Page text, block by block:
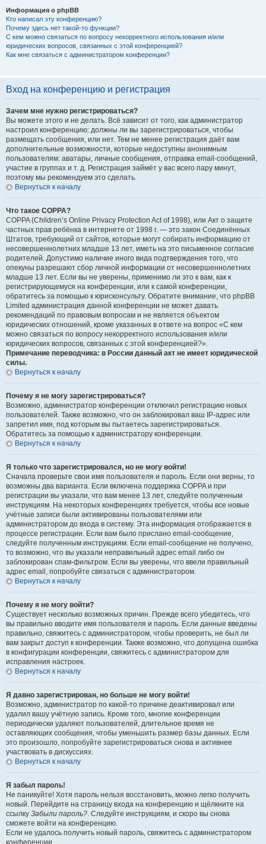
Информация о phpBB
Кто написал эту конференцию?
Почему здесь нет такой-то функции?
С кем можно связаться по вопросу некорректного использования и/или
юридических вопросов, связанных с этой конференцией?
Как мне связаться с администратором конференции?
Вход на конференцию и регистрация
Зачем мне нужно регистрироваться?
Вы можете этого и не делать. Всё зависит от того, как администратор
настроил конференцию: должны ли вы зарегистрироваться, чтобы
размещать сообщения, или нет. Тем не менее регистрация даёт вам
дополнительные возможности, которые недоступны анонимным
пользователям: аватары, личные сообщения, отправка email-сообщений,
участие в группах и т. д. Регистрация займёт у вас всего пару минут,
поэтому мы рекомендуем это сделать.
Вернуться к началу
Что такое COPPA?
COPPA (Children’s Online Privacy Protection Act of 1998), или Акт о защите
частных прав ребёнка в интернете от 1998 г. — это закон Соединённых
Штатов, требующий от сайтов, которые могут собирать информацию от
несовершеннолетних младше 13 лет, иметь на это письменное согласие
родителей. Допустимо наличие иного вида подтверждения того, что
опекуны разрешают сбор личной информации от несовершеннолетних
младше 13 лет. Если вы не уверены, применимо ли это к вам, как к
регистрирующемуся на конференции, или к самой конференции,
обратитесь за помощью к юрисконсульту. Обратите внимание, что phpBB
Limited администрация данной конференции не может давать
рекомендаций по правовым вопросам и не является объектом
юридических отношений, кроме указанных в ответе на вопрос «С кем
можно связаться по вопросу некорректного использования и/или
юридических вопросов, связанных с этой конференцией?».
Примечание переводчика: в России данный акт не имеет юридической
силы.
Вернуться к началу
Почему я не могу зарегистрироваться?
Возможно, администратор конференции отключил регистрацию новых
пользователей. Также возможно, что он заблокировал ваш IP-адрес или
запретил имя, под которым вы пытаетесь зарегистрироваться.
Обратитесь за помощью к администратору конференции.
Вернуться к началу
Я только что зарегистрировался, но не могу войти!
Сначала проверьте свои имя пользователя и пароль. Если они верны, то
возможны два варианта. Если включена поддержка COPPA и при
регистрации вы указали, что вам менее 13 лет, следуйте полученным
инструкциям. На некоторых конференциях требуется, чтобы все новые
учётные записи были активированы пользователями или
администратором до входа в систему. Эта информация отображается в
процессе регистрации. Если вам было прислано email-сообщение,
следуйте полученным инструкциям. Если email-сообщение не получено,
то возможно, что вы указали неправильный адрес email либо он
заблокирован спам-фильтром. Если вы уверены, что ввели правильный
адрес email, попробуйте связаться с администратором.
Вернуться к началу
Почему я не могу войти?
Существует несколько возможных причин. Прежде всего убедитесь, что
вы правильно вводите имя пользователя и пароль. Если данные введены
правильно, свяжитесь с администратором, чтобы проверить, не был ли
вам закрыт доступ к конференции. Также возможно, что допущена ошибка
в конфигурации конференции, свяжитесь с администратором для
исправления настроек.
Вернуться к началу
Я давно зарегистрирован, но больше не могу войти!
Возможно, администратор по какой-то причине деактивировал или
удалил вашу учётную запись. Кроме того, многие конференции
периодически удаляют пользователей, длительное время не
оставляющих сообщения, чтобы уменьшить размер базы данных. Если
это произошло, попробуйте зарегистрироваться снова и активнее
участвовать в дискуссиях.
Вернуться к началу
Я забыл пароль!
Не паникуйте! Хотя пароль нельзя восстановить, можно легко получить
новый. Перейдите на страницу входа на конференцию и щёлкните на
ссылку Забыли пароль?. Следуйте инструкциям, и скоро вы снова
сможете войти на конференцию.
Если не удалось получить новый пароль, свяжитесь с администратором